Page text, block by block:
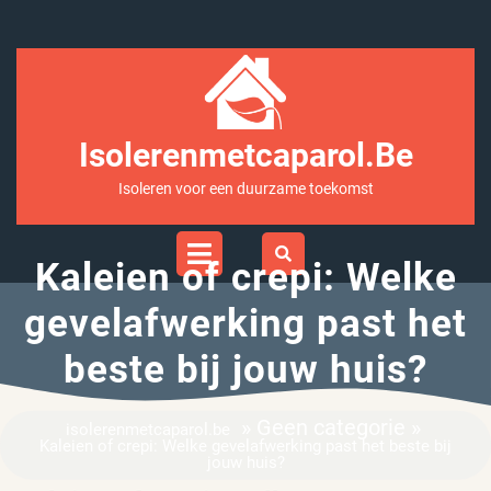
Isolerenmetcaparol.be
Isoleren voor een duurzame toekomst
Open
Kaleien of crepi: Welke
gevelafwerking past het
beste bij jouw huis?